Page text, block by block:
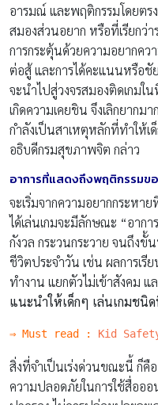
อารมณ์ และพฤติกรรมโดยต
สมองส่วนอยาก หรือที่เรียกว่
การกระตุ้นด้วยความอยากค
ต่อสู้ และการได้คะแนนหรือ
จะนำไปสู่วงจรสมองติดเกมใ
เกิดความเคยชิน จึงเลิกยาก
กำลังเป็นสาเหตุหลักที่ทำให้เ
อธิบดีกรมสุขภาพจิต กล่าว
อาการที่แสดงถึงพฤติกรรมข
จะเริ่มจากความอยากกระหา
ได้เล่นเกมจะมีลักษณะ “อาก
กังวล กระวนกระวาย จนถึงขั้
ชีวิตประจำวัน เช่น ผลการเรี
ทำงาน แยกตัวไม่เข้าสังคม
แนะนำให้เด็กๆ เล่นเกมชนิ
⇒ Must read : Kid
สิ่งที่จำเป็นเร่งด่วนขณะนี้ ก็คื
ความปลอดภัยในการใช้สื่อ